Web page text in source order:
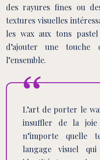
des rayures fines ou
textures visuelles
les wax aux tons
d’ajouter une touche
l’ensemble.
L’art de porter le
insuffler de la
n’importe quelle
langage visuel